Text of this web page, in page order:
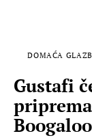
DOMAĆA
Gustafi